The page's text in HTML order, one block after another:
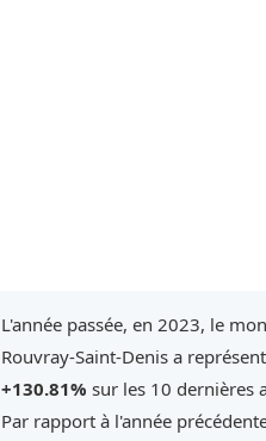
L'année passée, en 2023, le
Rouvray-Saint-Denis a
+130.81% sur les 10 dernières
Par rapport à l'année